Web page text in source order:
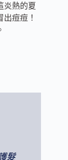
炎熱的夏
出痘痘！